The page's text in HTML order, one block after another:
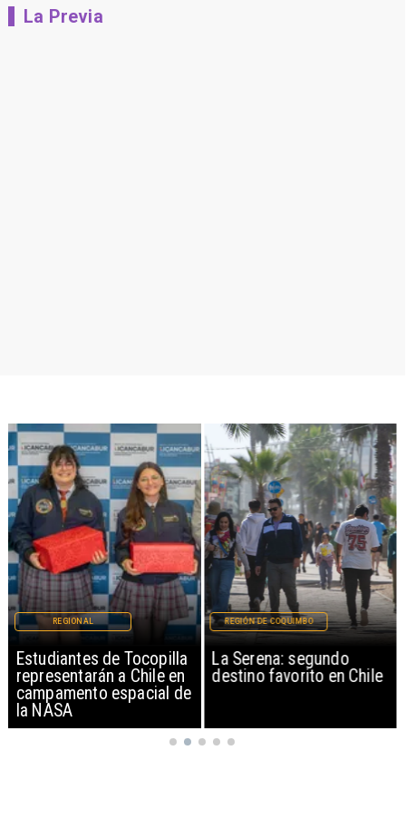
La Previa
Estudiantes de Tocopilla
representarán a Chile en
campamento espacial de
la NASA
REGIONAL
La Serena: segundo
destino favorito en Chile
REGIÓN DE COQUIMBO